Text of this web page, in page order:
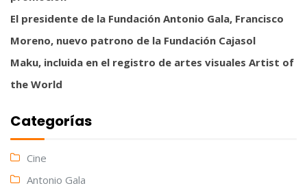
El presidente de la Fundación Antonio Gala, Francisco
Moreno, nuevo patrono de la Fundación Cajasol
Maku, incluida en el registro de artes visuales Artist of
the World
Categorías
Cine
Antonio Gala